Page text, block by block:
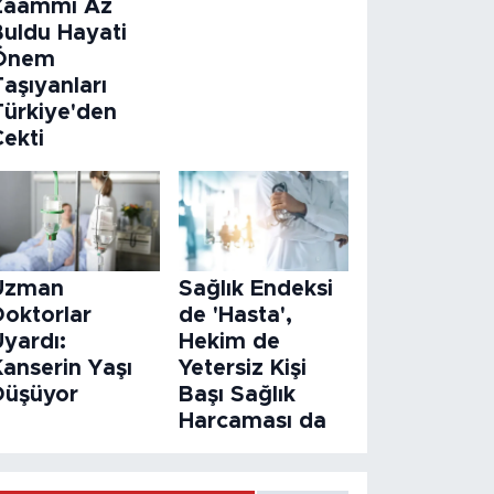
Az
Hayati
Yaşı
Sağlık Endeksi
de 'Hasta',
Hekim de
Yetersiz Kişi
Başı Sağlık
Harcaması da